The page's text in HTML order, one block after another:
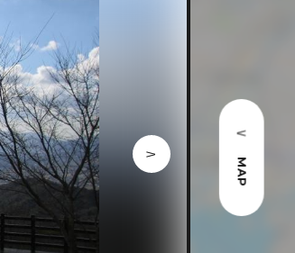
재해가 발생했을 때의 교통 정보
관광 안내 책자
MAP